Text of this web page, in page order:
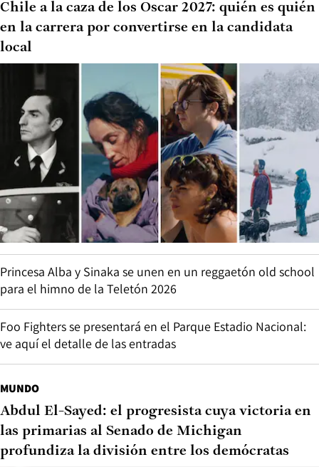
Chile a la caza de los Oscar 2027: quién es quién
en la carrera por convertirse en la candidata
local
Princesa Alba y Sinaka se unen en un reggaetón old school
para el himno de la Teletón 2026
Foo Fighters se presentará en el Parque Estadio Nacional:
ve aquí el detalle de las entradas
MUNDO
Abdul El-Sayed: el progresista cuya victoria en
las primarias al Senado de Michigan
profundiza la división entre los demócratas